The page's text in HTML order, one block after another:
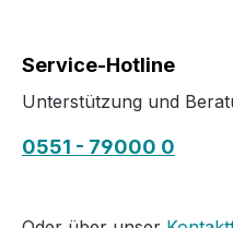
Service-Hotline
Unterstützung und
0551 - 79000 0